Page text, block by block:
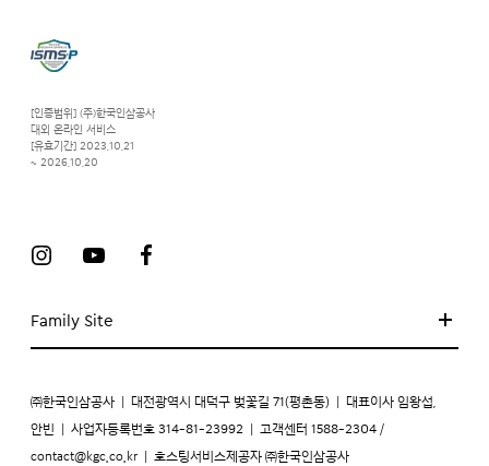
Family Site
[인증범위] (주)한국인삼공사
대외 온라인 서비스
[유효기간] 2023.10.21
~ 2026.10.20
㈜한국인삼공사 대전광역시 대덕구 벚꽃길 71(평촌동) 대표이사 임왕섭,
안빈 사업자등록번호 314-81-23992 고객센터 1588-2304 /
contact@kgc.co.kr 호스팅서비스제공자 ㈜한국인삼공사